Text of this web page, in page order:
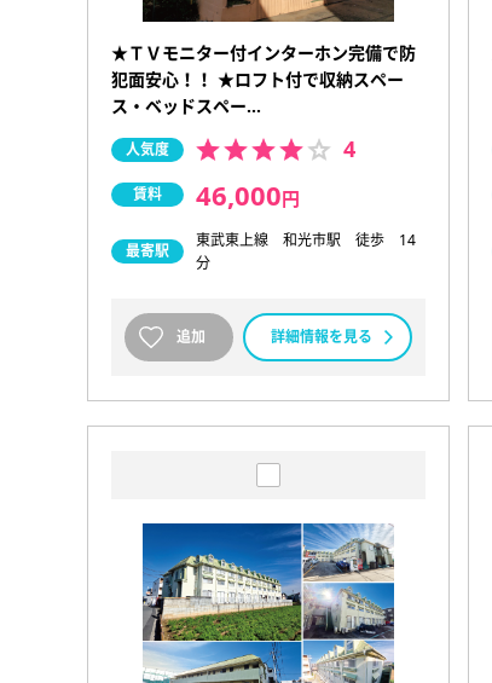
★ＴＶモニター付インターホン完備で防
犯面安心！！ ★ロフト付で収納スペー
ス・ベッドスペー…
人気度 4
賃料 46,000円
最寄駅
東武東上線 和光市駅 徒歩 14
分
追加 詳細情報を見る